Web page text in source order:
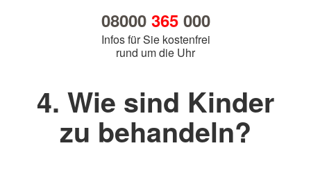
08000 365000
Infos für Sie kostenfrei
rund um die Uhr
4. Wie sind Kinder
zu behandeln?